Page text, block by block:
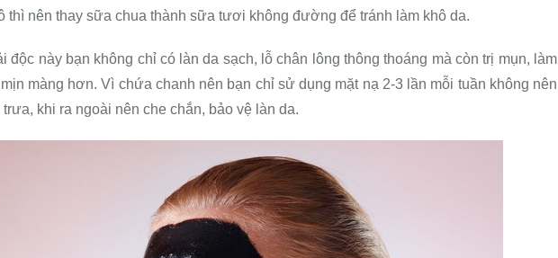
thì nên thay sữa chua thành sữa tươi không đường để tránh làm khô da.
độc này bạn không chỉ có làn da sạch, lỗ chân lông thông thoáng mà còn trị mụn, làm
màng hơn. Vì chứa chanh nên bạn chỉ sử dụng mặt nạ 2-3 lần mỗi tuần không nên
khi ra ngoài nên che chắn, bảo vệ làn da.